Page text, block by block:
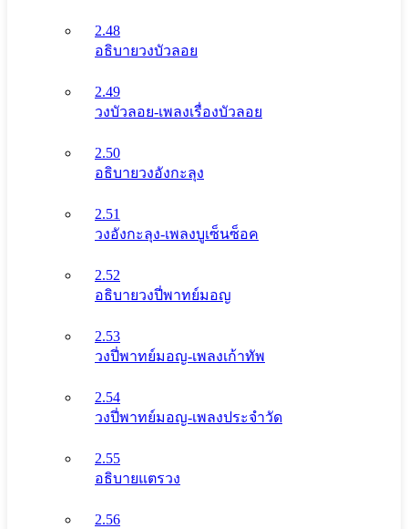
2.48
อธิบายวงบัวลอย
2.49
วงบัวลอย-เพลงเรื่องบัวลอย
2.50
อธิบายวงอังกะลุง
2.51
วงอังกะลุง-เพลงบูเซ็นซ็อค
2.52
อธิบายวงปี่พาทย์มอญ
2.53
วงปี่พาทย์มอญ-เพลงเก้าทัพ
2.54
วงปี่พาทย์มอญ-เพลงประจำวัด
2.55
อธิบายแตรวง
2.56